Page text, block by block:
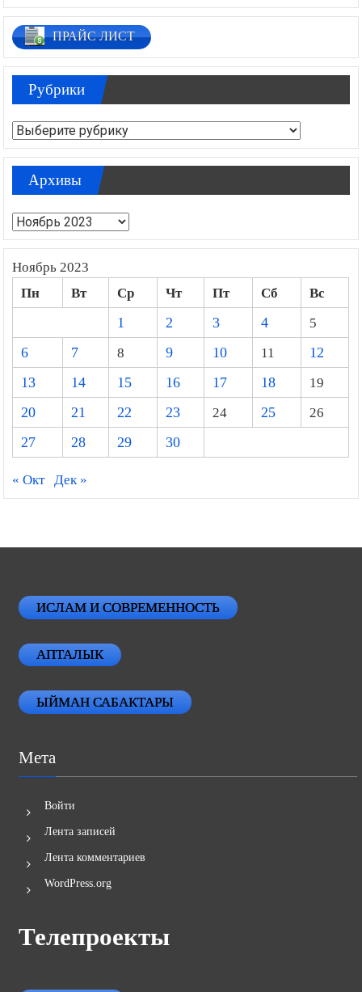
ПРАЙС ЛИСТ
Рубрики
Рубрики
Архивы
Архивы
Ноябрь 2023
Пн Вт Ср Чт Пт Сб
Вс
1
2 3 4
5
6
7 8 9 10 11
12
13
14 15 16 17 18
19
20
21 22 23 24 25
26
27
28 29 30
« Окт Дек »
ИСЛАМ И СОВРЕМЕННОСТЬ
АПТАЛЫК
ЫЙМАН САБАКТАРЫ
Мета
Войти
Лента записей
Лента комментариев
WordPress.org
Телепроекты